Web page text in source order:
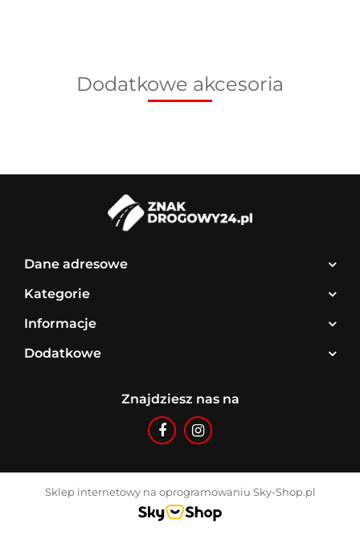
Dodatkowe akcesoria
Dane adresowe
Kategorie
Informacje
Dodatkowe
Znajdziesz nas na
Sklep internetowy na oprogramowaniu Sky-Shop.pl